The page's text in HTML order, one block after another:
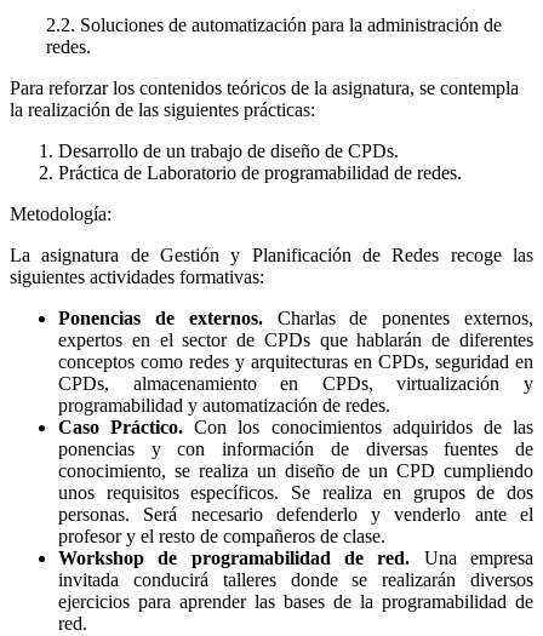
2.2. Soluciones de automatización para la administración de
redes.
Para reforzar los contenidos teóricos de la asignatura, se contempla
la realización de las siguientes prácticas:
Desarrollo de un trabajo de diseño de CPDs.
Práctica de Laboratorio de programabilidad de redes.
Metodología:
La asignatura de Gestión y Planificación de Redes recoge las
siguientes actividades formativas:
Ponencias de externos.Charlas de ponentes externos,
expertos en el sector de CPDs que hablarán de diferentes
conceptos como redes y arquitecturas en CPDs, seguridad en
CPDs, almacenamiento en CPDs, virtualización y
programabilidad y automatización de redes.
Caso Práctico. Con los conocimientos adquiridos de las
ponencias y con información de diversas fuentes de
conocimiento, se realiza un diseño de un CPD cumpliendo
unos requisitos específicos. Se realiza en grupos de dos
personas. Será necesario defenderlo y venderlo ante el
profesor y el resto de compañeros de clase.
Workshop de programabilidad de red. Una empresa
invitada conducirá talleres donde se realizarán diversos
ejercicios para aprender las bases de la programabilidad de
red.